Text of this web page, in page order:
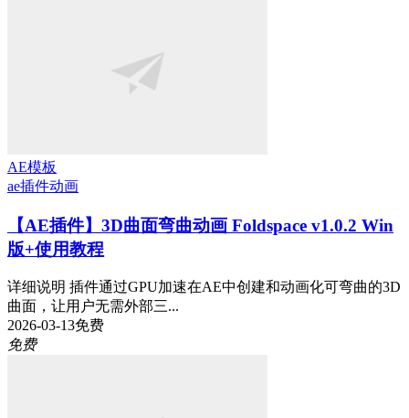
AE模板
ae插件动画
【AE插件】3D曲面弯曲动画 Foldspace v1.0.2 Win
版+使用教程
详细说明 插件通过GPU加速在AE中创建和动画化可弯曲的3D
曲面，让用户无需外部三...
2026-03-13免费
免费